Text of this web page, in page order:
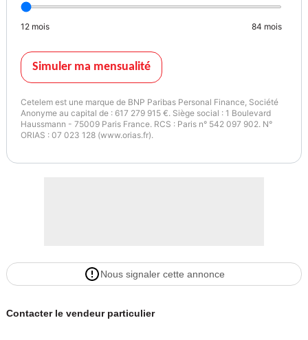
Vendu avec
- annexe neuve 4 personnes avec moteur thermique 10cv
- remorque de transport double essieu
Points forts
? Bateau sain et fiable
? Très belle présentation
? Excellentes qualités marines
? Prêt à partir immédiatement
Monocoque
8
12 mois 84 mois
Simuler ma mensualité
Cetelem est une marque de BNP Paribas Personal Finance, Société
Anonyme au capital de : 617 279 915 €. Siège social : 1 Boulevard
Haussmann - 75009 Paris France. RCS : Paris n° 542 097 902. N°
ORIAS : 07 023 128 (www.orias.fr).
Nous signaler cette annonce
Contacter le vendeur particulier